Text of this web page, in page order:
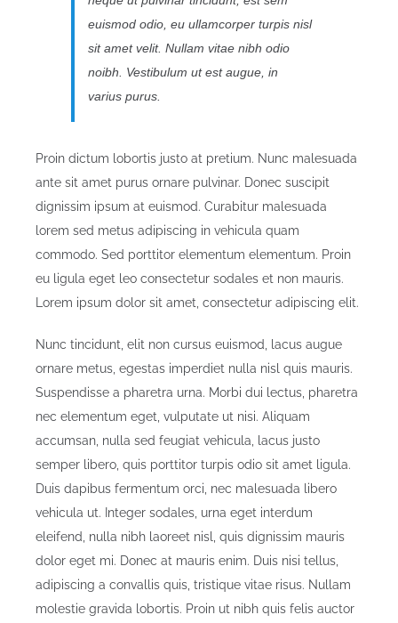
euismod odio, eu ullamcorper turpis nisl
sit amet velit. Nullam vitae nibh odio
noibh. Vestibulum ut est augue, in
varius purus.
Proin dictum lobortis justo at pretium. Nunc malesuada
ante sit amet purus ornare pulvinar. Donec suscipit
dignissim ipsum at euismod. Curabitur malesuada
lorem sed metus adipiscing in vehicula quam
commodo. Sed porttitor elementum elementum. Proin
eu ligula eget leo consectetur sodales et non mauris.
Lorem ipsum dolor sit amet, consectetur adipiscing elit.
Nunc tincidunt, elit non cursus euismod, lacus augue
ornare metus, egestas imperdiet nulla nisl quis mauris.
Suspendisse a pharetra urna. Morbi dui lectus, pharetra
nec elementum eget, vulputate ut nisi. Aliquam
accumsan, nulla sed feugiat vehicula, lacus justo
semper libero, quis porttitor turpis odio sit amet ligula.
Duis dapibus fermentum orci, nec malesuada libero
vehicula ut. Integer sodales, urna eget interdum
eleifend, nulla nibh laoreet nisl, quis dignissim mauris
dolor eget mi. Donec at mauris enim. Duis nisi tellus,
adipiscing a convallis quis, tristique vitae risus. Nullam
molestie gravida lobortis. Proin ut nibh quis felis auctor